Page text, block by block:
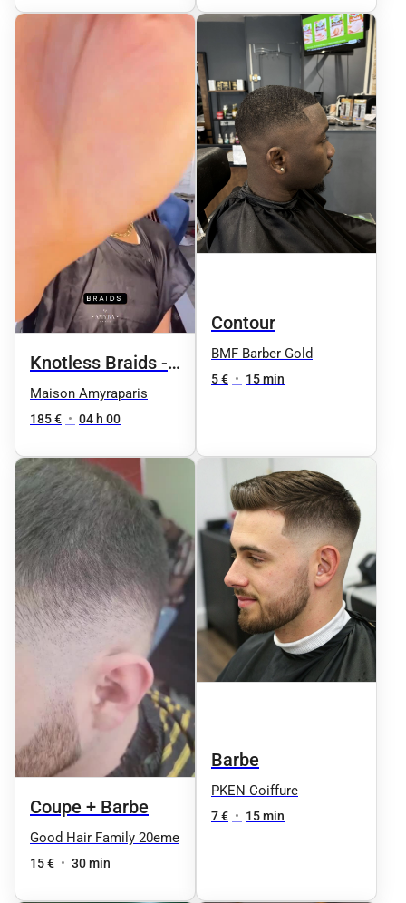
Knotless Braids -
Taille 6 /
Jusqu'aux
Maison Amyraparis
185 € • 04 h 00
Contour
BMF Barber Gold
5 € • 15 min
Coupe + Barbe
Good Hair Family 20eme
15 € • 30 min
Barbe
PKEN Coiffure
7 € • 15 min